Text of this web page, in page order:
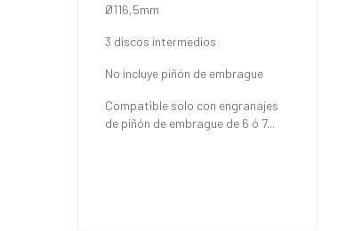
Ø116,5mm
3 discos intermedios
No incluye piñón de embrague
Compatible solo con engranajes
de piñón de embrague de 6 ó 7...